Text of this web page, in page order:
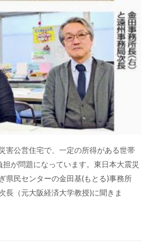
害公営住宅で、一定の所得がある世帯
が問題になっています。東日本大震災
県民センターの金田基(もとる)事務所
長（元大阪経済大学教授)に聞きま